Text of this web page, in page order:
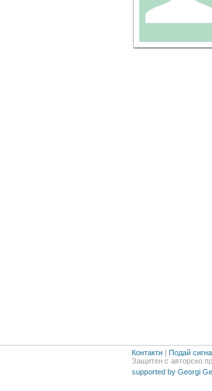
Контакти | Подай
Защитен с авторско
supported by Georgi